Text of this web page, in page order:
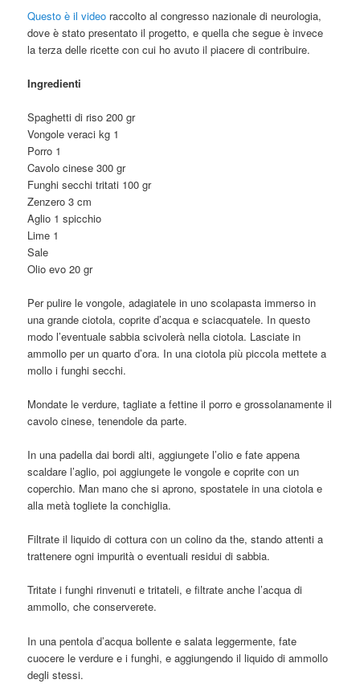
Questo è il video raccolto al congresso nazionale di neurologia,
dove è stato presentato il progetto, e quella che segue è invece
la terza delle ricette con cui ho avuto il piacere di contribuire.
Ingredienti
Spaghetti di riso 200 gr
Vongole veraci kg 1
Porro 1
Cavolo cinese 300 gr
Funghi secchi tritati 100 gr
Zenzero 3 cm
Aglio 1 spicchio
Lime 1
Sale
Olio evo 20 gr
Per pulire le vongole, adagiatele in uno scolapasta immerso in
una grande ciotola, coprite d’acqua e sciacquatele. In questo
modo l’eventuale sabbia scivolerà nella ciotola. Lasciate in
ammollo per un quarto d’ora. In una ciotola più piccola mettete a
mollo i funghi secchi.
Mondate le verdure, tagliate a fettine il porro e grossolanamente il
cavolo cinese, tenendole da parte.
In una padella dai bordi alti, aggiungete l’olio e fate appena
scaldare l’aglio, poi aggiungete le vongole e coprite con un
coperchio. Man mano che si aprono, spostatele in una ciotola e
alla metà togliete la conchiglia.
Filtrate il liquido di cottura con un colino da the, stando attenti a
trattenere ogni impurità o eventuali residui di sabbia.
Tritate i funghi rinvenuti e tritateli, e filtrate anche l’acqua di
ammollo, che conserverete.
In una pentola d’acqua bollente e salata leggermente, fate
cuocere le verdure e i funghi, e aggiungendo il liquido di ammollo
degli stessi.